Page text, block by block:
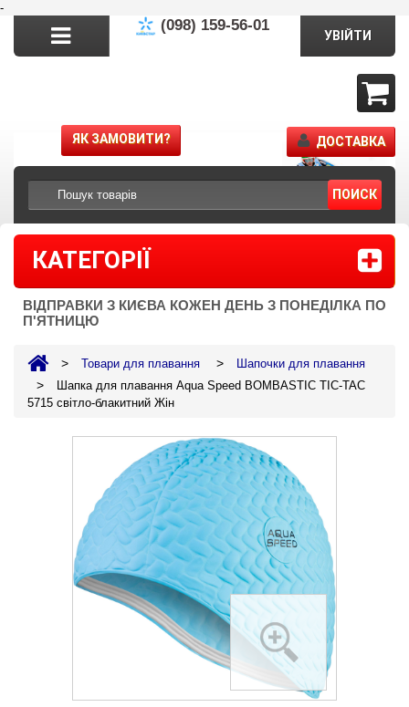
-
(098) 159-56-01
ПОИСК
УВІЙТИ
ЯК ЗАМОВИТИ? ДОСТАВКА
КАТЕГОРІЇ
ВІДПРАВКИ З КИЄВА КОЖЕН ДЕНЬ З ПОНЕДІЛКА ПО
П'ЯТНИЦЮ
> Товари для плавання > Шапочки для плавання
>
Шапка для плавання Aqua Speed BOMBASTIC TIC-TAC
5715 світло-блакитний Жін